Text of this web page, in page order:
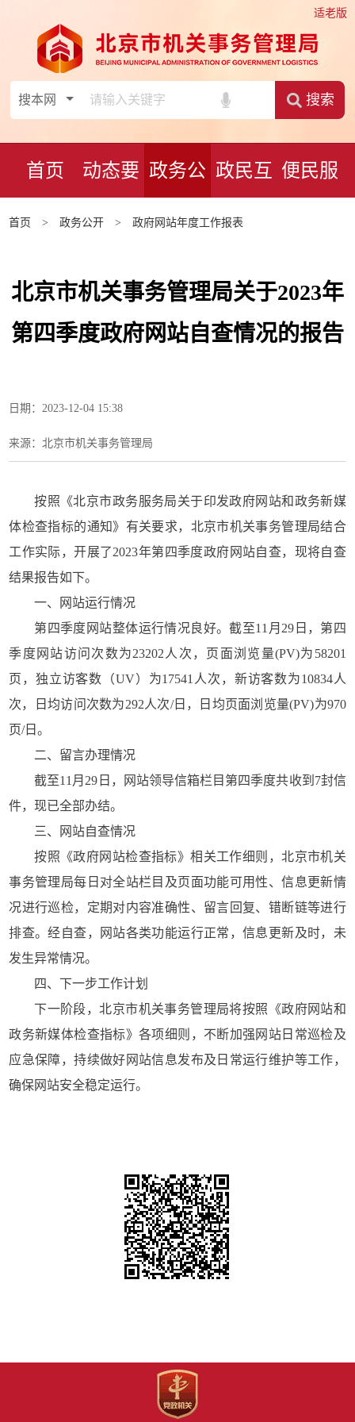
适老版
搜索
首页 动态要
闻
政务公
开
政民互
动
便民服
首页 >政务公开 >政府网站年度工作报表
北京市机关事务管理局关于2023年
第四季度政府网站自查情况的报告
日期：2023-12-04 15:38
来源：北京市机关事务管理局
按照《北京市政务服务局关于印发政府网站和政务新媒
体检查指标的通知》有关要求，北京市机关事务管理局结合
工作实际，开展了2023年第四季度政府网站自查，现将自查
结果报告如下。
一、网站运行情况
第四季度网站整体运行情况良好。截至11月29日，第四
季度网站访问次数为23202人次，页面浏览量(PV)为58201
页，独立访客数（UV）为17541人次，新访客数为10834人
次，日均访问次数为292人次/日，日均页面浏览量(PV)为970
页/日。
二、留言办理情况
截至11月29日，网站领导信箱栏目第四季度共收到7封信
件，现已全部办结。
三、网站自查情况
按照《政府网站检查指标》相关工作细则，北京市机关
事务管理局每日对全站栏目及页面功能可用性、信息更新情
况进行巡检，定期对内容准确性、留言回复、错断链等进行
排查。经自查，网站各类功能运行正常，信息更新及时，未
发生异常情况。
四、下一步工作计划
下一阶段，北京市机关事务管理局将按照《政府网站和
政务新媒体检查指标》各项细则，不断加强网站日常巡检及
应急保障，持续做好网站信息发布及日常运行维护等工作，
确保网站安全稳定运行。